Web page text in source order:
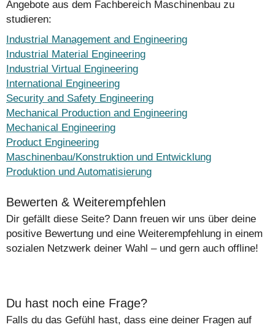
Angebote aus dem Fachbereich Maschinenbau zu
studieren:
Industrial Management and Engineering
Industrial Material Engineering
Industrial Virtual Engineering
International Engineering
Security and Safety Engineering
Mechanical Production and Engineering
Mechanical Engineering
Product Engineering
Maschinenbau/Konstruktion und Entwicklung
Produktion und Automatisierung
Bewerten & Weiterempfehlen
Dir gefällt diese Seite? Dann freuen wir uns über deine
positive Bewertung und eine Weiterempfehlung in einem
sozialen Netzwerk deiner Wahl – und gern auch offline!
Du hast noch eine Frage?
Falls du das Gefühl hast, dass eine deiner Fragen auf